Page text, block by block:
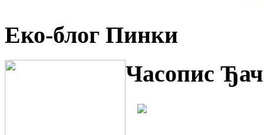
Еко-блог Пинки
Часопис